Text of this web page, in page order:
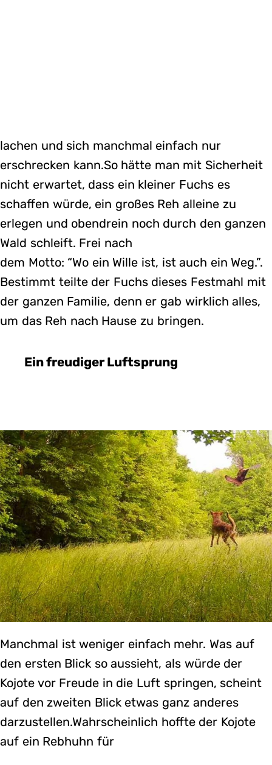
lachen und sich manchmal einfach nur
erschrecken kann.So hätte man mit Sicherheit
nicht erwartet, dass ein kleiner Fuchs es
schaffen würde, ein großes Reh alleine zu
erlegen und obendrein noch durch den ganzen
Wald schleift. Frei nach
dem Motto: “Wo ein Wille ist, ist auch ein Weg.”.
Bestimmt teilte der Fuchs dieses Festmahl mit
der ganzen Familie, denn er gab wirklich alles,
um das Reh nach Hause zu bringen.
Ein freudiger Luftsprung
Manchmal ist weniger einfach mehr. Was auf
den ersten Blick so aussieht, als würde der
Kojote vor Freude in die Luft springen, scheint
auf den zweiten Blick etwas ganz anderes
darzustellen.Wahrscheinlich hoffte der Kojote
auf ein Rebhuhn für